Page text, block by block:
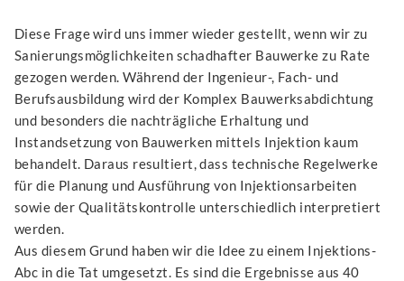
Diese Frage wird uns immer wieder gestellt, wenn wir zu
Sanierungsmöglichkeiten schadhafter Bauwerke zu Rate
gezogen werden. Während der Ingenieur-, Fach- und
Berufsausbildung wird der Komplex Bauwerksabdichtung
und besonders die nachträgliche Erhaltung und
Instandsetzung von Bauwerken mittels Injektion kaum
behandelt. Daraus resultiert, dass technische Regelwerke
für die Planung und Ausführung von Injektionsarbeiten
sowie der Qualitätskontrolle unterschiedlich interpretiert
werden.
Aus diesem Grund haben wir die Idee zu einem Injektions-
Abc in die Tat umgesetzt. Es sind die Ergebnisse aus 40